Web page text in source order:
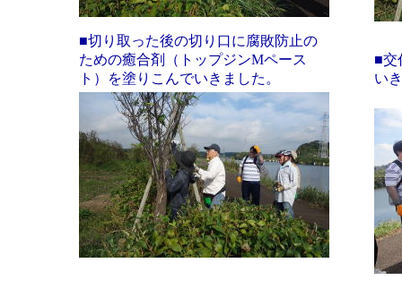
■切り取った後の切り口に腐敗防止の
ための癒合剤（トップジンMペース
ト）を塗りこんでいきました。
■交
い